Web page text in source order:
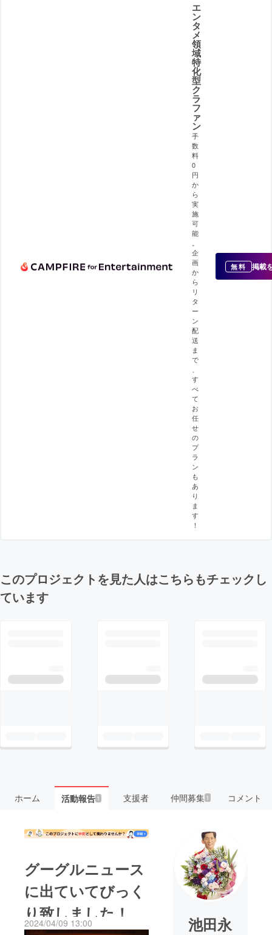
エ
ン
タ
メ
領
域
特
化
型
ク
ラ
フ
ァ
ン
手
数
料
0
円
か
ら
実
施
可
能
。
企
画
か
ら
リ
タ
ー
ン
配
送
ま
で
、
す
べ
て
お
任
せ
の
プ
ラ
ン
も
あ
り
ま
す
！
無料 掲載
このプロジェクトを見た人はこちらもチェックし
ています
ホーム 活動報告1 支援者 仲間募集 1 コメント
グーグルニュース
に出ていてびっく
り致しました！
2024/04/09 13:00
池田永